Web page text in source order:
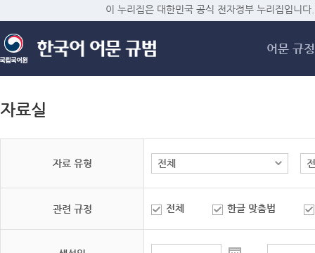
메
이 누리집은 대한민국 공식 전자정부 누리집입니다.
어문 규정
자료실
자료 유형
관련 규정 전체 한글 맞춤법